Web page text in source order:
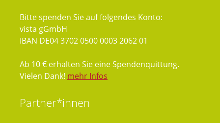
Bitte spenden Sie auf folgendes Konto:
vista gGmbH
IBAN DE04 3702 0500 0003 2062 01
Ab 10 € erhalten Sie eine Spendenquittung.
Vielen Dank! mehr Infos
Partner*innen